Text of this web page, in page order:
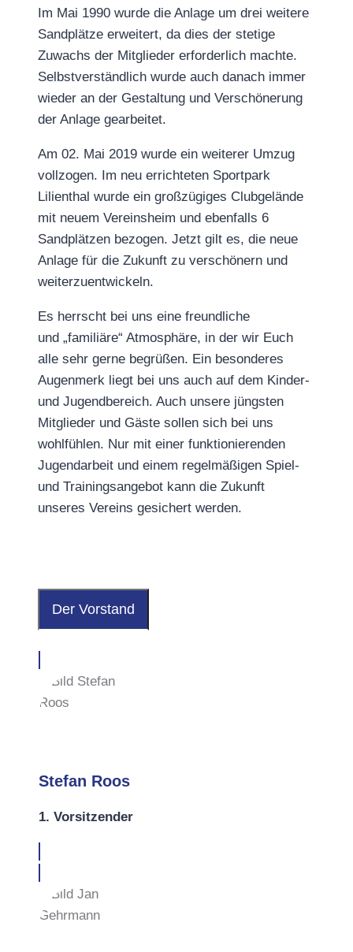
Im Mai 1990 wurde die Anlage um drei weitere
Sandplätze erweitert, da dies der stetige
Zuwachs der Mitglieder erforderlich machte.
Selbstverständlich wurde auch danach immer
wieder an der Gestaltung und Verschönerung
der Anlage gearbeitet.
Am 02. Mai 2019 wurde ein weiterer Umzug
vollzogen. Im neu errichteten Sportpark
Lilienthal wurde ein großzügiges Clubgelände
mit neuem Vereinsheim und ebenfalls 6
Sandplätzen bezogen. Jetzt gilt es, die neue
Anlage für die Zukunft zu verschönern und
weiterzuentwickeln.
Es herrscht bei uns eine freundliche
und „familiäre“ Atmosphäre, in der wir Euch
alle sehr gerne begrüßen. Ein besonderes
Augenmerk liegt bei uns auch auf dem Kinder-
und Jugendbereich. Auch unsere jüngsten
Mitglieder und Gäste sollen sich bei uns
wohlfühlen. Nur mit einer funktionierenden
Jugendarbeit und einem regelmäßigen Spiel-
und Trainingsangebot kann die Zukunft
unseres Vereins gesichert werden.
Der Vorstand
Stefan Roos
1. Vorsitzender